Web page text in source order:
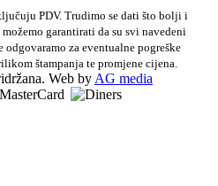
PDV. Trudimo se dati što bolji i
garantirati da su svi navedeni
za eventualne pogreške
štampanja te promjene cijena.
Web by AG media